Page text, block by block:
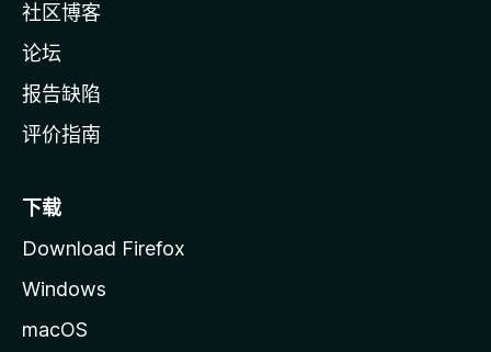
社区博客
论坛
报告缺陷
评价指南
下载
Download Firefox
Windows
macOS